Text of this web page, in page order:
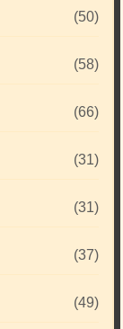
(50)
(58)
(66)
(31)
(31)
(37)
(49)